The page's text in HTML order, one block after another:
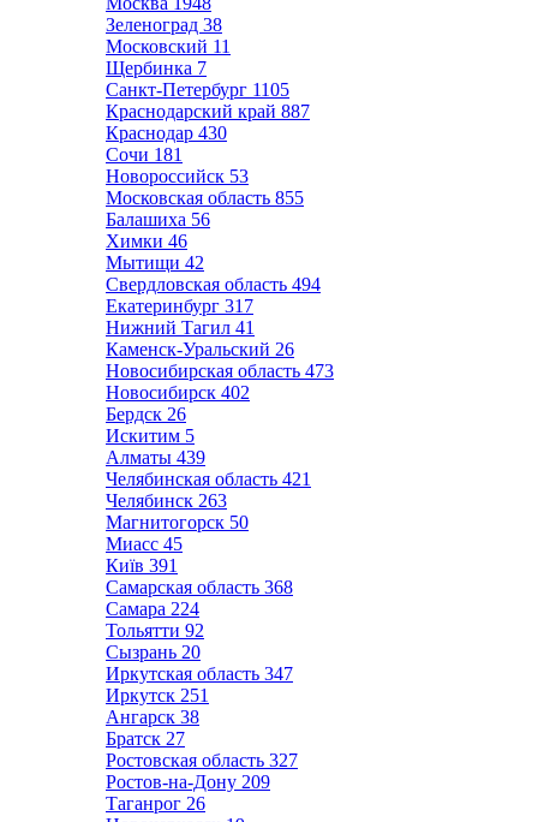
Зеленоград 38
Московский 11
Щербинка 7
Санкт-Петербург 1105
Краснодарский край 887
Краснодар 430
Сочи 181
Новороссийск 53
Московская область 855
Балашиха 56
Химки 46
Мытищи 42
Свердловская область 494
Екатеринбург 317
Нижний Тагил 41
Каменск-Уральский 26
Новосибирская область 473
Новосибирск 402
Бердск 26
Искитим 5
Алматы 439
Челябинская область 421
Челябинск 263
Магнитогорск 50
Миасс 45
Київ 391
Самарская область 368
Самара 224
Тольятти 92
Сызрань 20
Иркутская область 347
Иркутск 251
Ангарск 38
Братск 27
Ростовская область 327
Ростов-на-Дону 209
Таганрог 26